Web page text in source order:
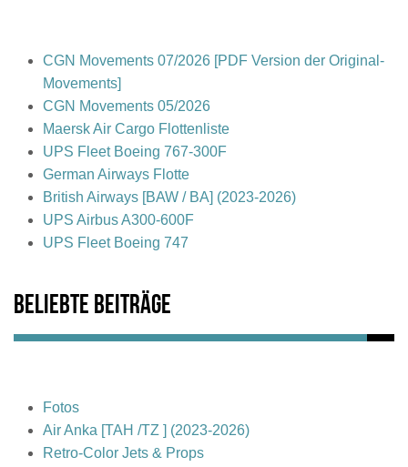
CGN Movements 07/2026 [PDF Version der Original-
Movements]
CGN Movements 05/2026
Maersk Air Cargo Flottenliste
UPS Fleet Boeing 767-300F
German Airways Flotte
British Airways [BAW / BA] (2023-2026)
UPS Airbus A300-600F
UPS Fleet Boeing 747
Beliebte Beiträge
Fotos
Air Anka [TAH /TZ ] (2023-2026)
Retro-Color Jets & Props